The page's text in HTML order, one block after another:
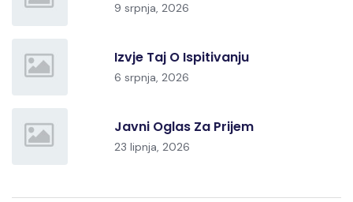
9 srpnja, 2026
Izvje Taj O Ispitivanju
6 srpnja, 2026
Javni Oglas Za Prijem
23 lipnja, 2026